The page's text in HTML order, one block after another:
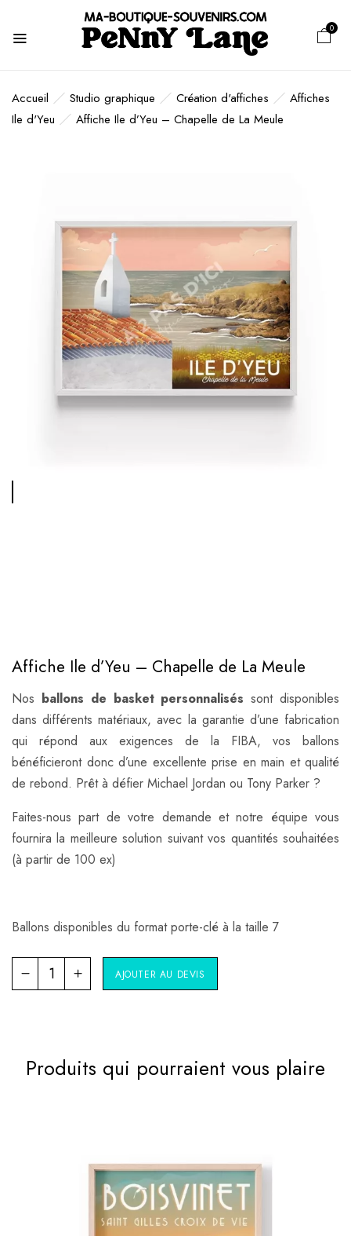
0
Accueil Studio graphique Création d'affiches
Affiches
Ile d'Yeu
Affiche Ile d’Yeu – Chapelle de La Meule
Affiche Ile d’Yeu – Chapelle de La Meule
Nos ballons de basket personnalisés sont disponibles
dans différents matériaux, avec la garantie d’une fabrication
qui répond aux exigences de la FIBA, vos ballons
bénéficieront donc d’une excellente prise en main et qualité
de rebond. Prêt à défier Michael Jordan ou Tony Parker ?
Faites-nous part de votre demande et notre équipe vous
fournira la meilleure solution suivant vos quantités souhaitées
(à partir de 100 ex)
Ballons disponibles du format porte-clé à la taille 7
AJOUTER AU DEVIS
Produits qui pourraient vous plaire